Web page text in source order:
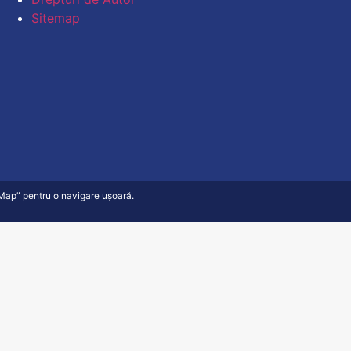
Sitemap
pentru o navigare ușoară.